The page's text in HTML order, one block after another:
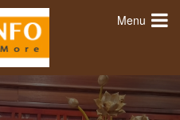
Menu